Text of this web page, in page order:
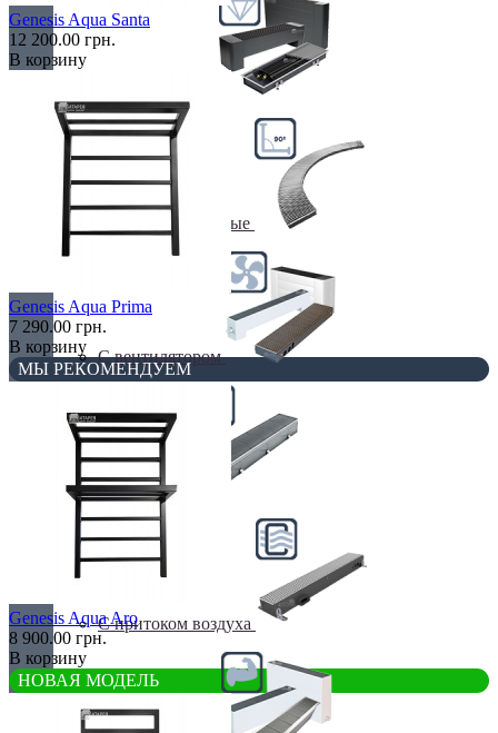
Радиусные/Угловые
С вентилятором
С дренажем
С притоком воздуха
Genesis Aqua Santa
12 200.00 грн.
В корзину
Genesis Aqua Prima
7 290.00 грн.
В корзину
МЫ РЕКОМЕНДУЕМ
Genesis Aqua Aro
8 900.00 грн.
В корзину
НОВАЯ МОДЕЛЬ